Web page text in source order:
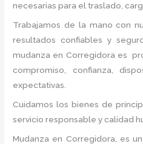
necesarias para el traslado,
Trabajamos de la mano con
resultados confiables y
mudanza en Corregidoraes
compromiso, confianza,
expectativas.
Cuidamos los bienes de
servicio responsable y calidad
Mudanza en Corregidora, es